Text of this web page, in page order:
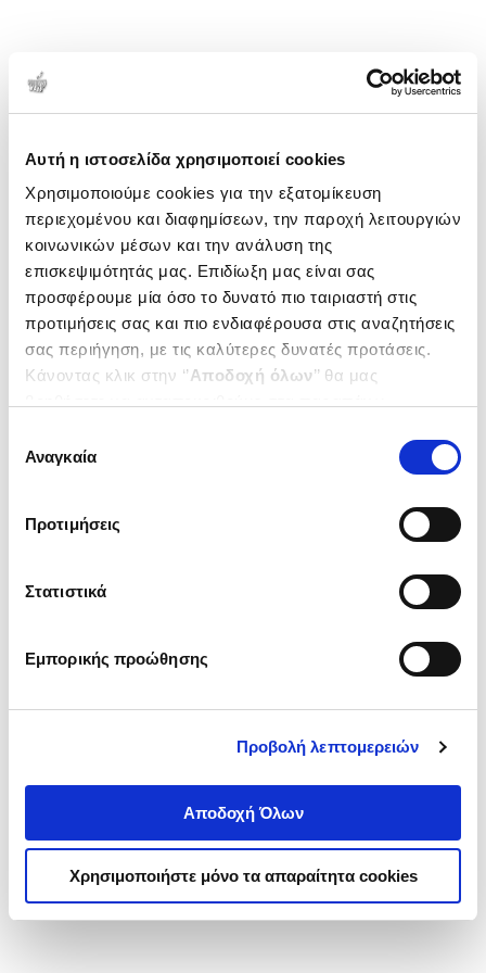
Αυτή η ιστοσελίδα χρησιμοποιεί cookies
Χρησιμοποιούμε cookies για την εξατομίκευση
περιεχομένου και διαφημίσεων, την παροχή λειτουργιών
κοινωνικών μέσων και την ανάλυση της
επισκεψιμότητάς μας. Επιδίωξη μας είναι σας
προσφέρουμε μία όσο το δυνατό πιο ταιριαστή στις
προτιμήσεις σας και πιο ενδιαφέρουσα στις αναζητήσεις
σας περιήγηση, με τις καλύτερες δυνατές προτάσεις.
Κάνοντας κλικ στην ‘’Αποδοχή όλων’’ θα μας
ενδιαφέρουν και να επιλέξετε από τα παρακάτω με την
΄΄και να ενημερωθείτε σχετικά με
συγκατάθεσης
Αναγκαία
Προτιμήσεις
Στατιστικά
Εμπορικής προώθησης
Προβολή λεπτομερειών
Αποδοχή Όλων
Χρησιμοποιήστε μόνο τα απαραίτητα cookies